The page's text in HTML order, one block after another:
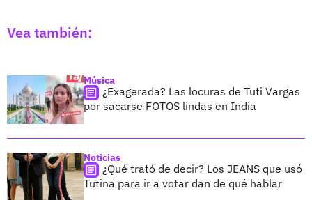
Vea también:
Música
¿Exagerada? Las locuras de Tuti Vargas
por sacarse FOTOS lindas en India
Noticias
¿Qué trató de decir? Los JEANS que usó
Tutina para ir a votar dan de qué hablar